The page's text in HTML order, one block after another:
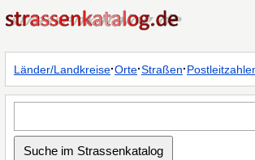
Länder/Landkreise·Orte·Straßen·